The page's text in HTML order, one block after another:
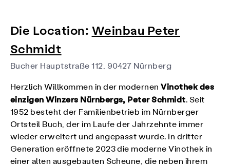
Die Location: Weinbau Peter
Schmidt
Bucher Hauptstraße 112, 90427 Nürnberg
Herzlich Willkommen in der modernenVinothek des
einzigen Winzers Nürnbergs, Peter Schmidt. Seit
1952 besteht der Familienbetrieb im Nürnberger
Ortsteil Buch, der im Laufe der Jahrzehnte immer
wieder erweitert und angepasst wurde. In dritter
Generation eröffnete 2023 die moderne Vinothek in
einer alten ausgebauten Scheune, die neben ihrem